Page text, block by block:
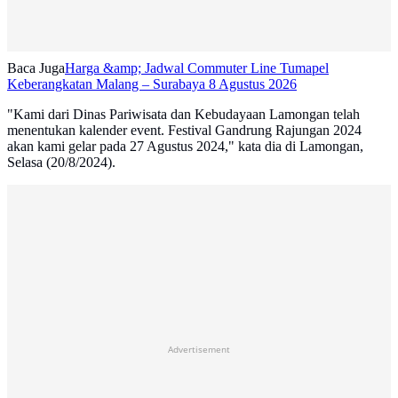
Baca JugaHarga &amp; Jadwal Commuter Line Tumapel
Keberangkatan Malang – Surabaya 8 Agustus 2026
"Kami dari Dinas Pariwisata dan Kebudayaan Lamongan telah
menentukan kalender event. Festival Gandrung Rajungan 2024
akan kami gelar pada 27 Agustus 2024," kata dia di Lamongan,
Selasa (20/8/2024).
Advertisement